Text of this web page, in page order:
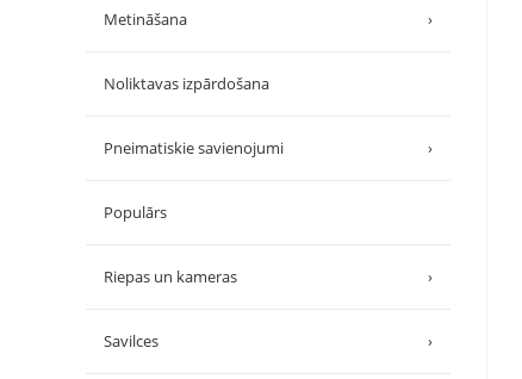
Metināšana ›
Noliktavas izpārdošana
Pneimatiskie savienojumi ›
Populārs
Riepas un kameras ›
Savilces ›